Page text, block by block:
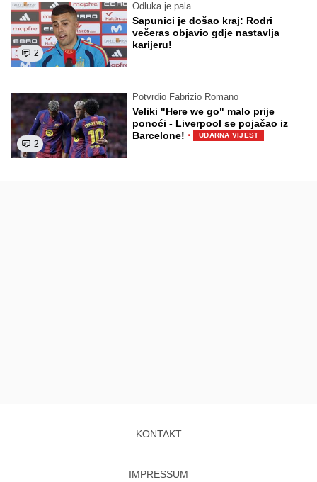
2
Odluka je pala
Sapunici je došao kraj: Rodri
večeras objavio gdje nastavlja
karijeru!
2
Potvrdio Fabrizio Romano
Veliki "Here we go" malo prije
ponoći - Liverpool se pojačao iz
Barcelone! · UDARNA VIJEST
KONTAKT
IMPRESSUM